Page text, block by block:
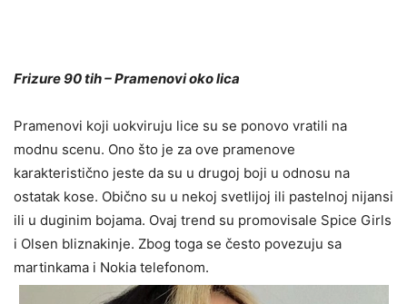
Frizure 90 tih – Pramenovi oko lica
Pramenovi koji uokviruju lice su se ponovo vratili na
modnu scenu. Ono što je za ove pramenove
karakteristično jeste da su u drugoj boji u odnosu na
ostatak kose. Obično su u nekoj svetlijoj ili pastelnoj nijansi
ili u duginim bojama. Ovaj trend su promovisale Spice Girls
i Olsen bliznakinje. Zbog toga se često povezuju sa
martinkama i Nokia telefonom.